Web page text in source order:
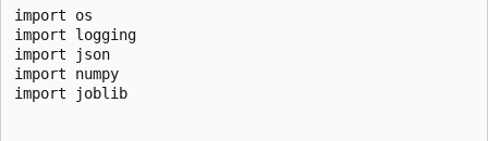
import os
import logging
import json
import numpy
import joblib